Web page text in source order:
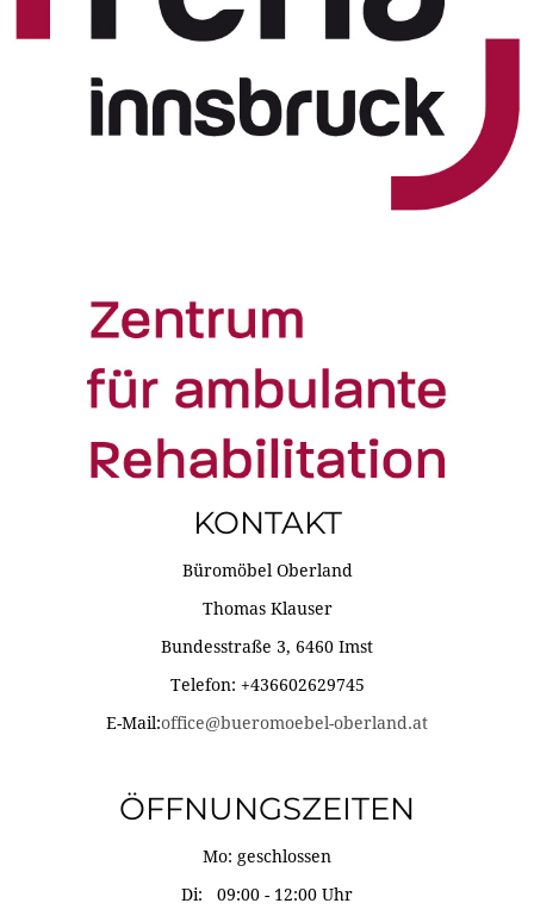
KONTAKT
Büromöbel Oberland
Thomas Klauser
Bundesstraße 3, 6460 Imst
Telefon: +436602629745
E-Mail:office@bueromoebel-oberland.at
ÖFFNUNGSZEITEN
Mo: geschlossen
Di: 09:00 - 12:00 Uhr